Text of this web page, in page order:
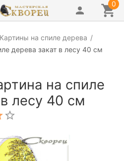
0
Картины на спиле дерева
дерева закат в лесу 40 см
на спиле
лесу 40 см